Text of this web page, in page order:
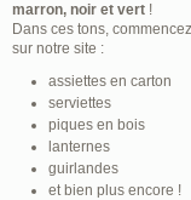
marron, noir et vert !
Dans ces tons,
sur notre site :
assiettes en carton
serviettes
piques en bois
lanternes
guirlandes
et bien plus encore !